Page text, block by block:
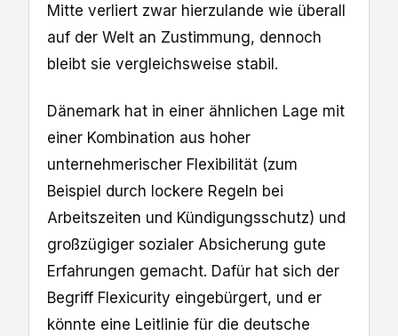
Mitte verliert zwar hierzulande wie überall
auf der Welt an Zustimmung, dennoch
bleibt sie vergleichsweise stabil.
Dänemark hat in einer ähnlichen Lage mit
einer Kombination aus hoher
unternehmerischer Flexibilität (zum
Beispiel durch lockere Regeln bei
Arbeitszeiten und Kündigungsschutz) und
großzügiger sozialer Absicherung gute
Erfahrungen gemacht. Dafür hat sich der
Begriff Flexicurity eingebürgert, und er
könnte eine Leitlinie für die deutsche